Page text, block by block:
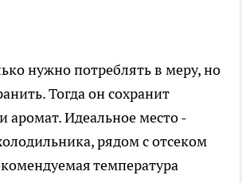
нужно потреблять в меру, но
Тогда он сохранит
аромат. Идеальное место -
рядом с отсеком
температура